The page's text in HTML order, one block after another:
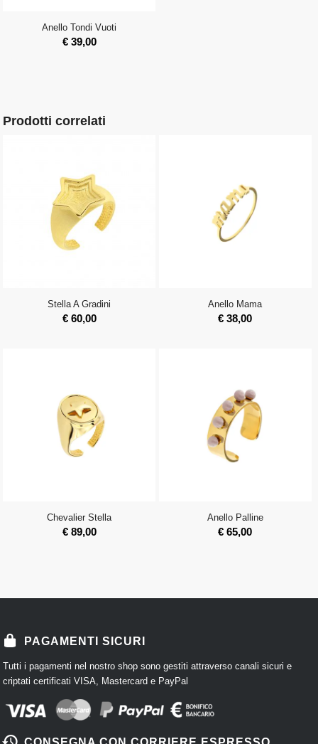
Anello Tondi Vuoti
€39,00
Prodotti correlati
Stella A Gradini
€60,00
Anello Mama
€ 38,00
Chevalier Stella
€89,00
Anello Palline
€ 65,00
PAGAMENTI SICURI
Tutti i pagamenti nel nostro shop sono gestiti attraverso canali sicuri e
criptati certificati VISA, Mastercard e PayPal